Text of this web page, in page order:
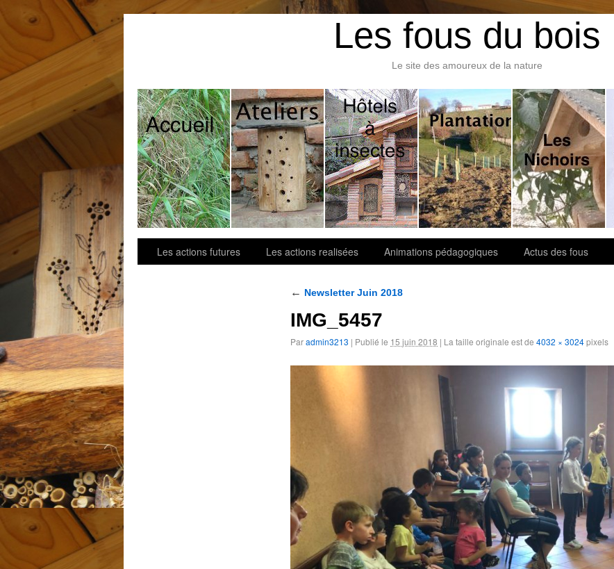
Les fous du bois
Le site des amoureux de la nature
Contact
Les actions futures Les actions realisées Animations pédagogiques Actus des fous
← Newsletter Juin 2018
IMG_5457
Paradmin3213 | Publié le 15 juin 2018 | La taille originale est de 4032 × 3024pixels